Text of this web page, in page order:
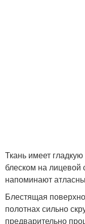
Ткань имеет
блеском на лицевой
напоминают
Блестящая
полотнах сильно
предварительно